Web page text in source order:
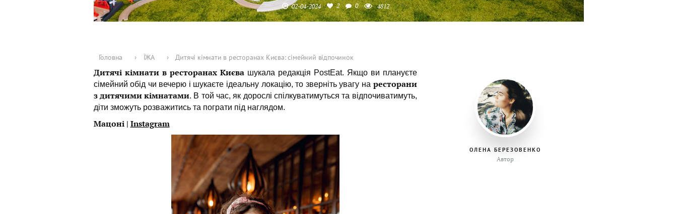
02-04-2024 2 0 4812
Головна › ЇЖА › Дитячі кімнати в ресторанах Києва: сімейний відпочинок
Дитячі кімнати в ресторанах Києвашукала редакція PostEat. Якщо ви плануєте
сімейний обід чи вечерю і шукаєте ідеальну локацію, то зверніть увагу на ресторани
з дитячими кімнатами. В той час, як дорослі спілкуватимуться та відпочиватимуть,
діти зможуть розважитись та пограти під наглядом.
Мацоні | Instagram
ОЛЕНА БЕРЕЗОВЕНКО
Автор